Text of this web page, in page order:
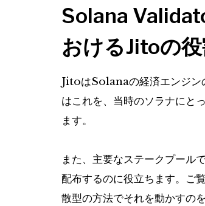
Solana
おけるJitoの役
JitoはSolanaの経済エンジン
はこれを、当時のソラナにと
ます。
また、主要なステークプー
配布するのに役立ちます。ご
散型の方法でそれを動かすの